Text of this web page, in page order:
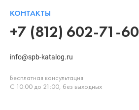
КОНТАКТЫ
+7 (812) 602-71-60
info@spb-katalog.ru
Бесплатная консультация
С 10:00 до 21:00, без выходных